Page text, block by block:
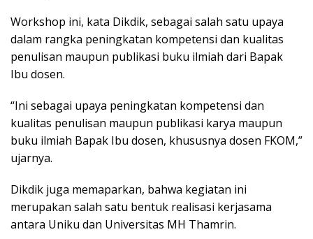
Workshop ini, kata Dikdik, sebagai salah satu upaya
dalam rangka peningkatan kompetensi dan kualitas
penulisan maupun publikasi buku ilmiah dari Bapak
Ibu dosen.
“Ini sebagai upaya peningkatan kompetensi dan
kualitas penulisan maupun publikasi karya maupun
buku ilmiah Bapak Ibu dosen, khususnya dosen FKOM,”
ujarnya.
Dikdik juga memaparkan, bahwa kegiatan ini
merupakan salah satu bentuk realisasi kerjasama
antara Uniku dan Universitas MH Thamrin.